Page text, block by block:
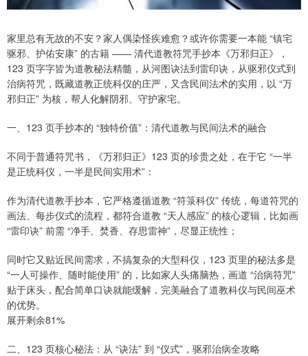
家里总有无故的不安？家人偶染怪疾难愈？或许你需要一本能 “镇宅
驱邪、护佑安康” 的古籍 —— 清代道教符咒手抄本《万邪归正》，
123 页字字皆为道教秘法精髓，从河图诀法到雷印诀，从驱邪仪式到
治病符咒，既藏道教正统科仪的庄严，又含民间法术的实用，以 “万
邪归正” 为核，帮人化解阴邪、守护家宅。
一、123 页手抄本的 “独特价值”：清代道教与民间法术的融合
不同于普通符咒书，《万邪归正》123 页的珍贵之处，在于它 “一半
是正统科仪，一半是民间实用术”：
作为清代道教手抄本，它严格遵循道教 “符箓科仪” 传统，每道符咒的
画法、每步仪式的流程，都符合道教 “天人感应” 的核心逻辑，比如画
“雷印诀” 前需 “净手、焚香、存思雷神”，尽显正统性；
同时它又贴近民间需求，不搞复杂的大型科仪，123 页里的秘法多是
“一人可操作、随时能使用” 的，比如家人头痛脑热，画道 “治病符咒”
贴于床头，配合简单口诀就能缓解，完美融合了道教科仪与民间巫术
的优势。
展开剩余81%
二、123 页核心秘法：从 “诀法” 到 “仪式”，驱邪治病全攻略